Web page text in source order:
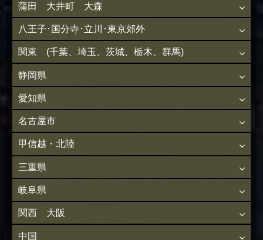
蒲田 大井町 大森
八王子･国分寺･立川･東京郊外
関東 (千葉、埼玉、茨城、栃木、群馬)
静岡県
愛知県
名古屋市
甲信越・北陸
三重県
岐阜県
関西 大阪
中国